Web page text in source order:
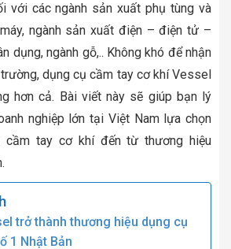
với các ngành sản xuất phụ tùng và
ngành sản xuất điện – điện tử –
dụng, ngành gỗ,.. Không khó để nhận
dụng cụ cầm tay cơ khí Vessel
hơn cả. Bài viết này sẽ giúp bạn lý
nghiệp lớn tại Việt Nam lựa chọn
cầm tay cơ khí đến từ thương hiệu
trở thành thương hiệu dụng cụ
1 Nhật Bản